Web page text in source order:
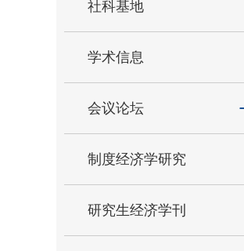
社科基地
学术信息
会议论坛
制度经济学研究
研究生经济学刊